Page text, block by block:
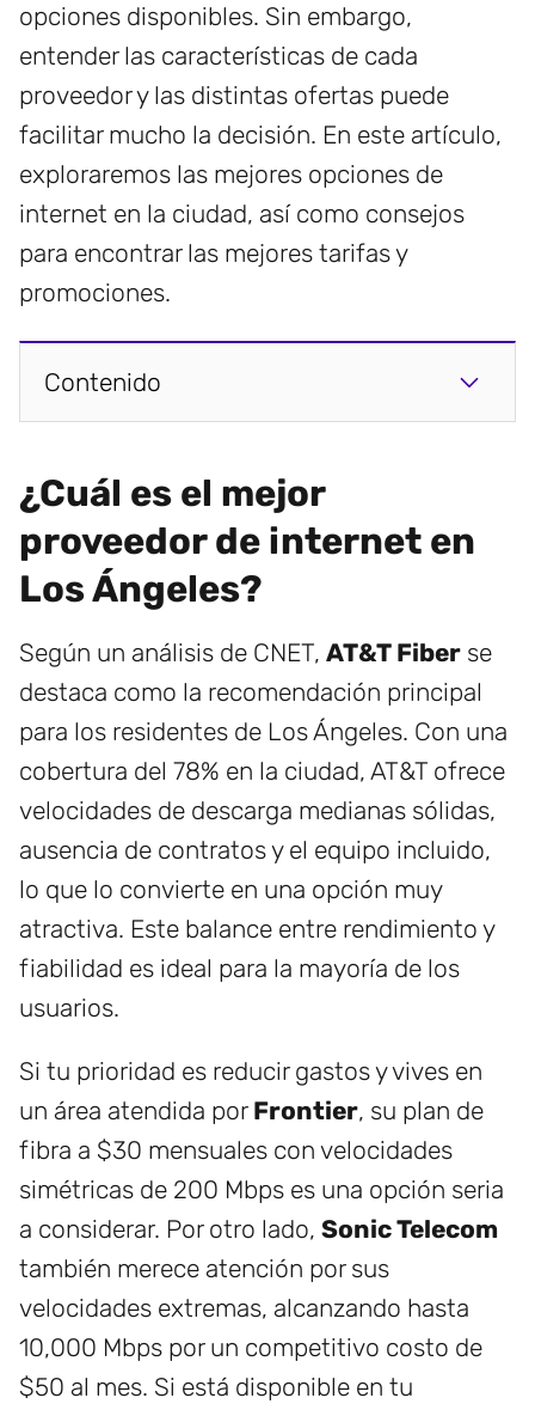
opciones disponibles. Sin embargo,
entender las características de cada
proveedor y las distintas ofertas puede
facilitar mucho la decisión. En este artículo,
exploraremos las mejores opciones de
internet en la ciudad, así como consejos
para encontrar las mejores tarifas y
promociones.
Contenido
¿Cuál es el mejor
proveedor de internet en
Los Ángeles?
Según un análisis de CNET, AT&T Fiber se
destaca como la recomendación principal
para los residentes de Los Ángeles. Con una
cobertura del 78% en la ciudad, AT&T ofrece
velocidades de descarga medianas sólidas,
ausencia de contratos y el equipo incluido,
lo que lo convierte en una opción muy
atractiva. Este balance entre rendimiento y
fiabilidad es ideal para la mayoría de los
usuarios.
Si tu prioridad es reducir gastos y vives en
un área atendida por Frontier, su plan de
fibra a $30 mensuales con velocidades
simétricas de 200 Mbps es una opción seria
a considerar. Por otro lado, Sonic Telecom
también merece atención por sus
velocidades extremas, alcanzando hasta
10,000 Mbps por un competitivo costo de
$50 al mes. Si está disponible en tu